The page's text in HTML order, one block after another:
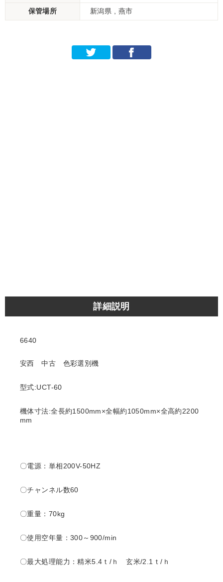
保管場所 新潟県 , 燕市
詳細説明
6640
安西 中古 色彩選別機
型式:UCT-60
機体寸法:全長約1500mm×全幅約1050mm×全高約2200
mm
〇電源：単相200V-50HZ
〇チャンネル数60
〇重量：70kg
〇使用空年量：300～900/min
〇最大処理能力：精米5.4ｔ/ｈ 玄米/2.1ｔ/ｈ